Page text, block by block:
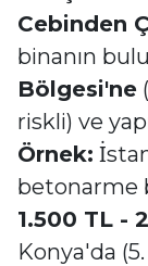
Cebinden
binanın
Bölgesi'ne
riskli) ve
Örnek:
betonarme
1.500 TL -
Konya'da